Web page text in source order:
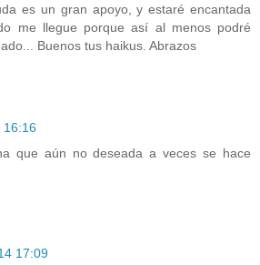
es un gran apoyo, y estaré encantada
me llegue porque así al menos podré
Buenos tus haikus. Abrazos
16:16
que aún no deseada a veces se hace
17:09